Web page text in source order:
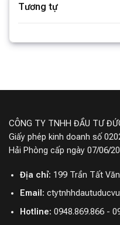
Tương tự
CÔNG TY TNHH ĐẦU TƯ
Giấy phép kinh doanh số
Hải Phòng cấp ngày 07/06/
Địa chỉ: 199 Trần Tất
Email:
Hotline: 0948.869.866 -